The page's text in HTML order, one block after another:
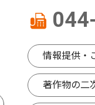
多摩図書館
すめ並ぶ ８
情報提供・
著作物の二